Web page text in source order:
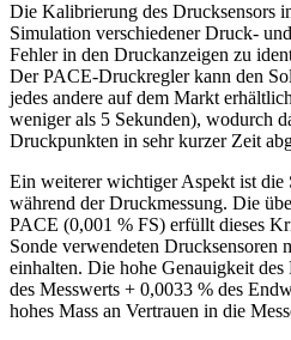
Die Kalibrierung des Drucksensors
Simulation verschiedener Druck-
Fehler in den Druckanzeigen zu
Der PACE-Druckregler kann den
jedes andere auf dem Markt
weniger als 5 Sekunden), wodurch
Druckpunkten in sehr kurzer Zeit
Ein weiterer wichtiger Aspekt ist die
während der Druckmessung. Die
PACE (0,001 % FS) erfüllt dieses
Sonde verwendeten Drucksensoren
einhalten. Die hohe Genauigkeit
des Messwerts + 0,0033 % des
hohes Mass an Vertrauen in die